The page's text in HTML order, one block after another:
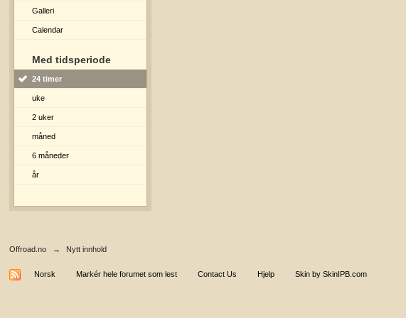
Galleri
Calendar
Med tidsperiode
24 timer
uke
2 uker
måned
6 måneder
år
Offroad.no → Nytt innhold
Norsk Markér hele forumet som lest Contact Us Hjelp Skin by SkinIPB.com